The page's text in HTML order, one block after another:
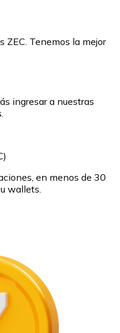
ZEC. Tenemos la mejor
ingresar a nuestras
en menos de 30
wallets.